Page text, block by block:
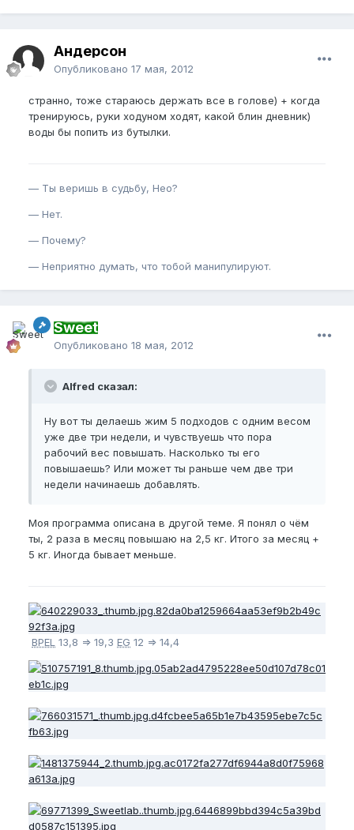
Андерсон
Опубликовано 17 мая, 2012
странно, тоже стараюсь держать все в голове) + когда
тренируюсь, руки ходуном ходят, какой блин дневник)
воды бы попить из бутылки.
— Ты веришь в судьбу, Нео?
— Нет.
— Почему?
— Неприятно думать, что тобой манипулируют.
Sweet
Опубликовано 18 мая, 2012
Alfred сказал:
Ну вот ты делаешь жим 5 подходов с одним весом
уже две три недели, и чувствуешь что пора
рабочий вес повышать. Насколько ты его
повышаешь? Или может ты раньше чем две три
недели начинаешь добавлять.
Моя программа описана в другой теме. Я понял о чём
ты, 2 раза в месяц повышаю на 2,5 кг. Итого за месяц +
5 кг. Иногда бывает меньше.
BPEL 13,8 => 19,3 EG 12 => 14,4